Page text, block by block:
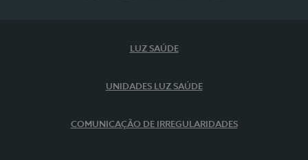
LUZ SAÚDE
UNIDADES LUZ SAÚDE
COMUNICAÇÃO DE IRREGULARIDADES